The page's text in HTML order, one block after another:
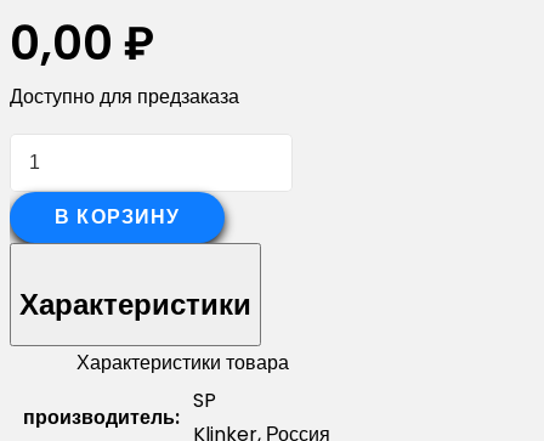
0,00 ₽
Доступно для предзаказа
Количество
Угловая
гибкая
плитка
длинная
65L-
В КОРЗИНУ
Характеристики
Характеристики товара
производитель:
SP
Klinker, Россия